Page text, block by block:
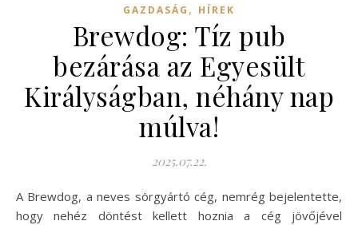
GAZDASÁG , HÍREK
Brewdog: Tíz pub
bezárása az Egyesült
Királyságban, néhány nap
múlva!
2025.07.22.
A Brewdog, a neves sörgyártó cég, nemrég bejelentette,
hogy nehéz döntést kellett hoznia a cég jövőjével